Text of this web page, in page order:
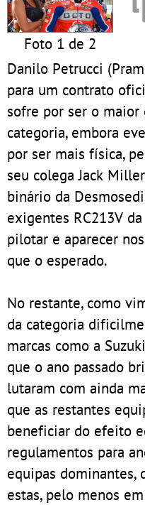
Foto 1 de 2
Danilo Petrucci
para um contrato
sofre por ser o
categoria, embora
por ser mais física,
seu colega Jack
binário da
exigentes RC213V
pilotar e aparecer
que o esperado.
No restante, como
da categoria
marcas como a
que o ano passado
lutaram com ainda
que as restantes
beneficiar do efeito
regulamentos para
equipas
estas, pelo menos